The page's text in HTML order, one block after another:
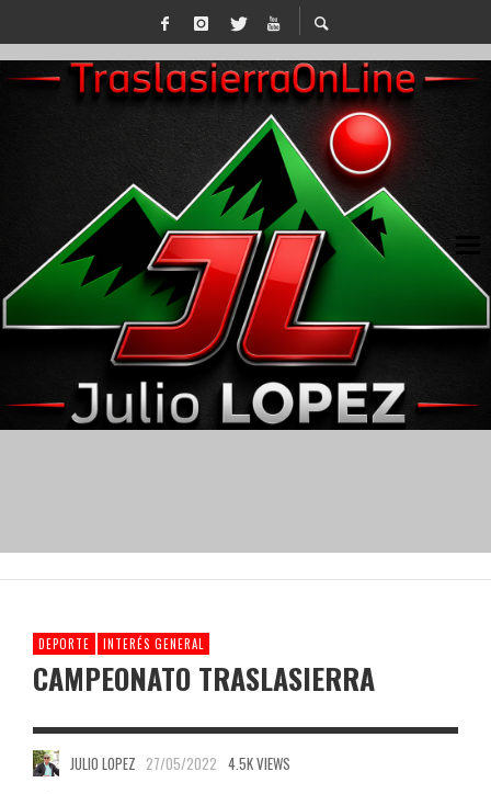
DEPORTE INTERÉS GENERAL
CAMPEONATO TRASLASIERRA
JULIO LOPEZ 27/05/2022 4.5K VIEWS